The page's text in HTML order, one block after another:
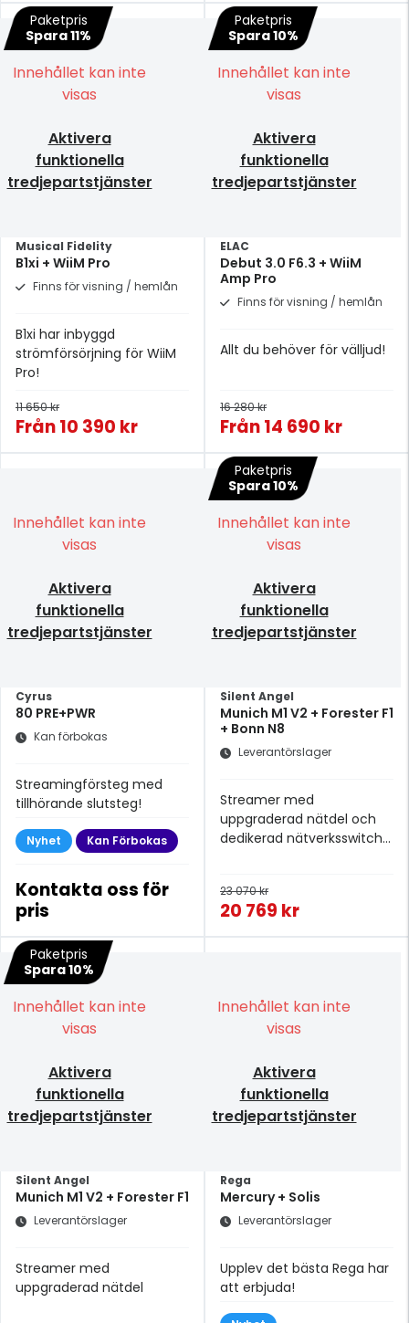
Paketpris
Spara 11%
Innehållet kan inte
visas
Aktivera
funktionella
tredjepartstjänster
Musical Fidelity
B1xi + WiiM Pro
Finns för visning / hemlån
B1xi har inbyggd
strömförsörjning för WiiM
Pro!
11 650 kr
Från10 390 kr
Paketpris
Spara 10%
Innehållet kan inte
visas
Aktivera
funktionella
tredjepartstjänster
ELAC
Debut 3.0 F6.3 + WiiM
Amp Pro
Finns för visning / hemlån
Allt du behöver för välljud!
16 280 kr
Från14 690 kr
Innehållet kan inte
visas
Aktivera
funktionella
tredjepartstjänster
Cyrus
80 PRE+PWR
Kan förbokas
Streamingförsteg med
tillhörande slutsteg!
Nyhet Kan Förbokas
Kontakta oss för
pris
Paketpris
Spara 10%
Innehållet kan inte
visas
Aktivera
funktionella
tredjepartstjänster
Silent Angel
Munich M1 V2 + Forester F1
+ Bonn N8
Leverantörslager
Streamer med
uppgraderad nätdel och
dedikerad nätverksswitch
23 070 kr
20 769 kr
Paketpris
Spara 10%
Innehållet kan inte
visas
Aktivera
funktionella
tredjepartstjänster
Silent Angel
Munich M1 V2 + Forester F1
Leverantörslager
Streamer med
uppgraderad nätdel
Innehållet kan inte
visas
Aktivera
funktionella
tredjepartstjänster
Rega
Mercury + Solis
Leverantörslager
Upplev det bästa Rega har
att erbjuda!